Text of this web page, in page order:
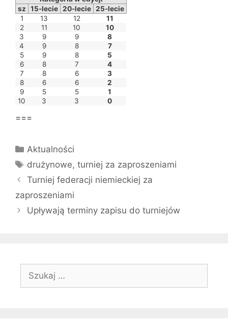
sz
15-lecie 20-lecie 25-lecie
1
13 12
11
2
11 10
10
3
9 9
8
4
9 8
7
5
9 8
5
6
8 7
4
7
8 6
3
8
6 6
2
9
5 5
1
10
3 3 0
===
Kategorie
Aktualności
Tagi
drużynowe,turniej za zaproszeniami
Turniej federacji niemieckiej za
zaproszeniami
Upływają terminy zapisu do turniejów